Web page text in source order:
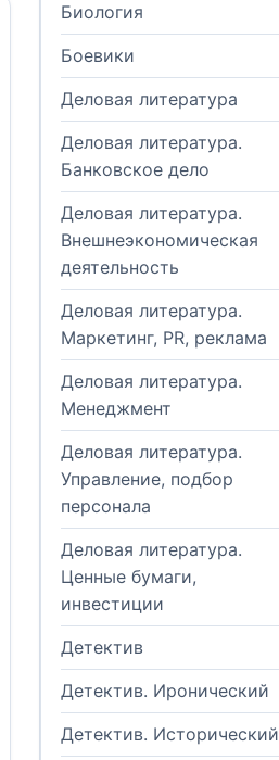
Биология
Боевики
Деловая литература
Деловая литература.
Банковское дело
Деловая литература.
Внешнеэкономическая
деятельность
Деловая литература.
Маркетинг, PR, реклама
Деловая литература.
Менеджмент
Деловая литература.
Управление, подбор
персонала
Деловая литература.
Ценные бумаги,
инвестиции
Детектив
Детектив. Иронический
Детектив. Исторический